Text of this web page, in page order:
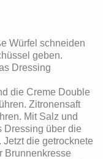
Würfel schneiden
geben.
Dressing
die Creme Double
Zitronensaft
Mit Salz und
Dressing über die
die getrocknete
Brunnenkresse